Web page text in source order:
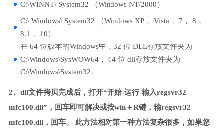
C:\WINNT\ System32 （Windows NT/2000）
C:\ Windows\ System32 （Windows XP， Vista， 7， 8，
8.1， 10）
在 64 位版本的Windows中，32 位 DLL存放文件夹为
C:\Windows\SysWOW64， 64 位 dll存放文件夹为
C:\Windows\System32。
2、dll文件拷贝完成后，打开“开始-运行-输入regsvr32
mfc100.dll”，回车即可解决或按win＋R键，输regsvr32
mfc100.dll，回车。 此方法相对第一种方法复杂很多，如果您